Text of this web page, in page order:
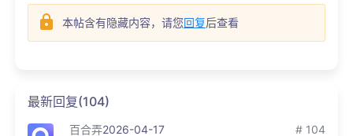
本帖含有隐藏内容，请您回复后查看
最新回复(104)
百合弄2026-04-17
# 104